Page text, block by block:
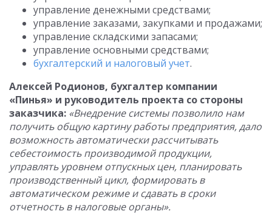
управление денежными средствами;
управление заказами, закупками и продажами;
управление складскими запасами;
управление основными средствами;
бухгалтерский и налоговый учет.
Алексей Родионов, бухгалтер компании
«Пинья» и руководитель проекта со стороны
заказчика: «Внедрение системы позволило нам
получить общую картину работы предприятия, дало
возможность автоматически рассчитывать
себестоимость производимой продукции,
управлять уровнем отпускных цен, планировать
производственный цикл, формировать в
автоматическом режиме и сдавать в сроки
отчетность в налоговые органы».